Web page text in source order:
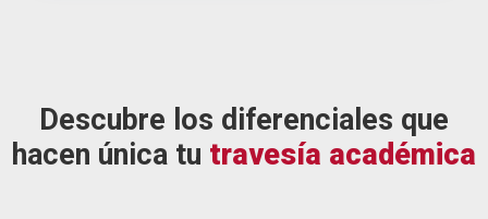
Descubre los diferenciales que
hacen única tu travesía académica